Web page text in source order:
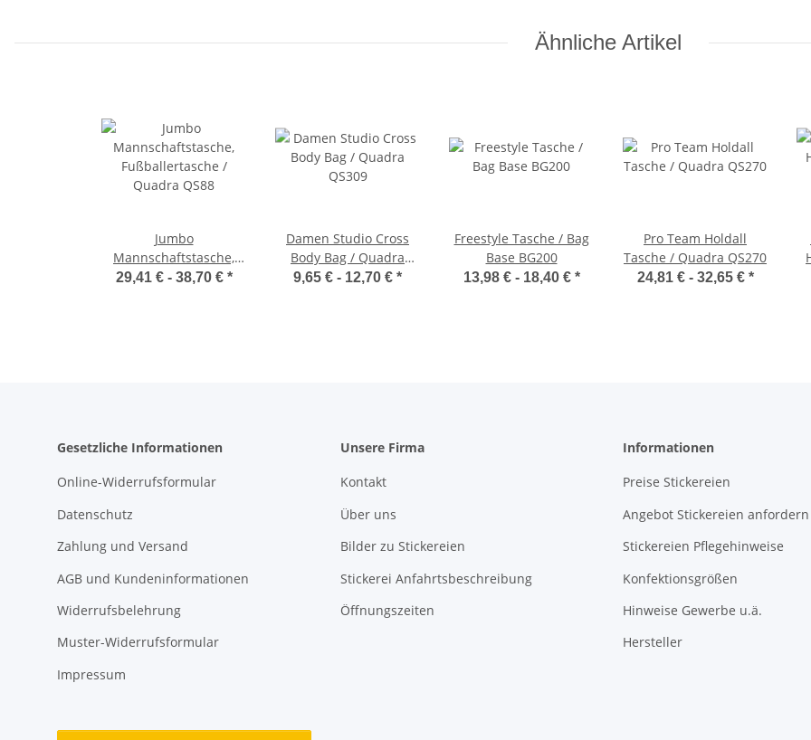
Ähnliche Artikel
Jumbo
Mannschaftstasche,
Fußballertasche /
29,41 € - 38,70 € *
Damen Studio Cross
Body Bag / Quadra
QS309
9,65 € - 12,70 € *
Freestyle Tasche / Bag
Base BG200
13,98 € - 18,40 € *
Pro Team Holdall
Tasche / Quadra QS270
24,81 € - 32,65 € *
Gesetzliche Informationen
Online-Widerrufsformular
Datenschutz
Zahlung und Versand
AGB und Kundeninformationen
Widerrufsbelehrung
Muster-Widerrufsformular
Impressum
Unsere Firma
Kontakt
Über uns
Bilder zu Stickereien
Stickerei Anfahrtsbeschreibung
Öffnungszeiten
Informationen
Preise Stickereien
Angebot Stickereien anfordern
Stickereien Pflegehinweise
Konfektionsgrößen
Hinweise Gewerbe u.ä.
Hersteller